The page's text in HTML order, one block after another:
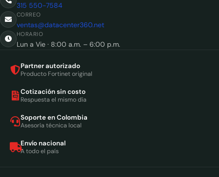
315 550-7584
CORREO
ventas@datacenter360.net
HORARIO
Lun a Vie · 8:00 a.m. – 6:00 p.m.
Partner autorizado
Producto Fortinet original
Cotización sin costo
Respuesta el mismo día
Soporte en Colombia
Asesoría técnica local
Envío nacional
A todo el país